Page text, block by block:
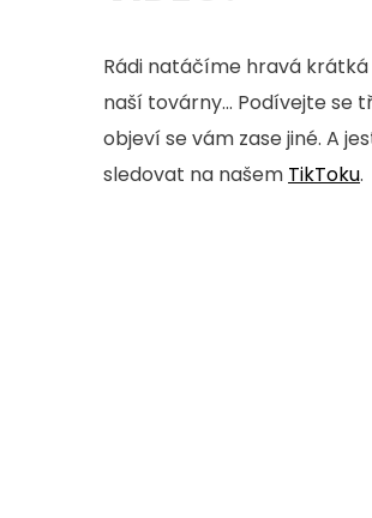
Rádi natáčíme hravá krátká
naší továrny... Podívejte se
objeví se vám zase jiné. A
sledovat na našem TikToku.